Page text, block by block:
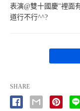
表演@雙十國慶"裡面
道行不行^^?
SHARE